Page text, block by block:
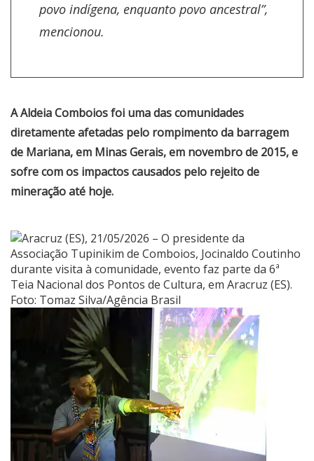
povo indígena, enquanto povo ancestral”,
mencionou.
A Aldeia Comboios foi uma das comunidades
diretamente afetadas pelo rompimento da barragem
de Mariana, em Minas Gerais, em novembro de 2015, e
sofre com os impactos causados pelo rejeito de
mineração até hoje.